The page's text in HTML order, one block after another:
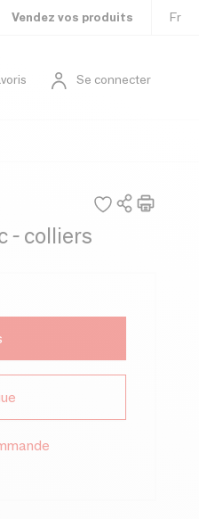
Vendez vos produits Fr
Se connecter
- colliers